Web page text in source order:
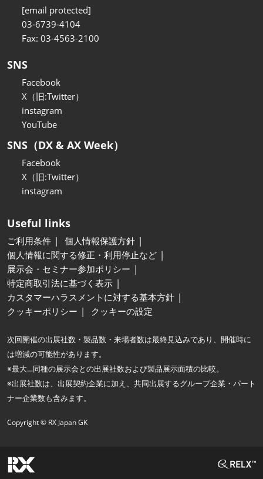
[email protected]
03-6739-4104
Fax: 03-4563-2100
SNS
Facebook
X（旧:Twitter）
instagram
YouTube
SNS（DX & AX Week）
Facebook
X（旧:Twitter）
instagram
Useful links
ご利用条件
個人情報保護方針
個人情報に関する修正・利用停止など
展示会・セミナー参加ポリシー
特定商取引法に基づく表示
カスタマーハラスメントに対する基本方針
クッキーポリシー
クッキーの設定
次回開催の出展社数・製品数・来場者数は最終見込みであり、開催時に
は増減の可能性があります。
※最大…同種の展示会との出展社数および製品展示面積の比較。
※出展社数は、出展契約企業に加え、共同出展するグループ企業・パート
ナー企業数も含みます。
Copyright © RX Japan GK